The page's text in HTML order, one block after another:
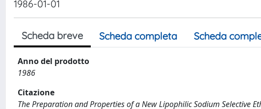
1986-01-01
Scheda breve Scheda completa Scheda
Anno del prodotto
1986
Citazione
The Preparation and Properties of a New Lipophilic Sodium Selective